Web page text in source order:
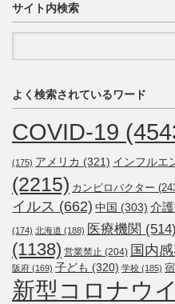
サイト内検索
よく検索されているワード
COVID-19
(175) アメリカ (321) インフルエ
(2215) カンピロバクター
イルス (662) 中国 (303) 介
(174) 北海道 (188) 医療機関 (514)
(1138) 営業禁止 (204) 国内
阪府 (169) 子ども (320) 学校 (185)
新型コロナウ